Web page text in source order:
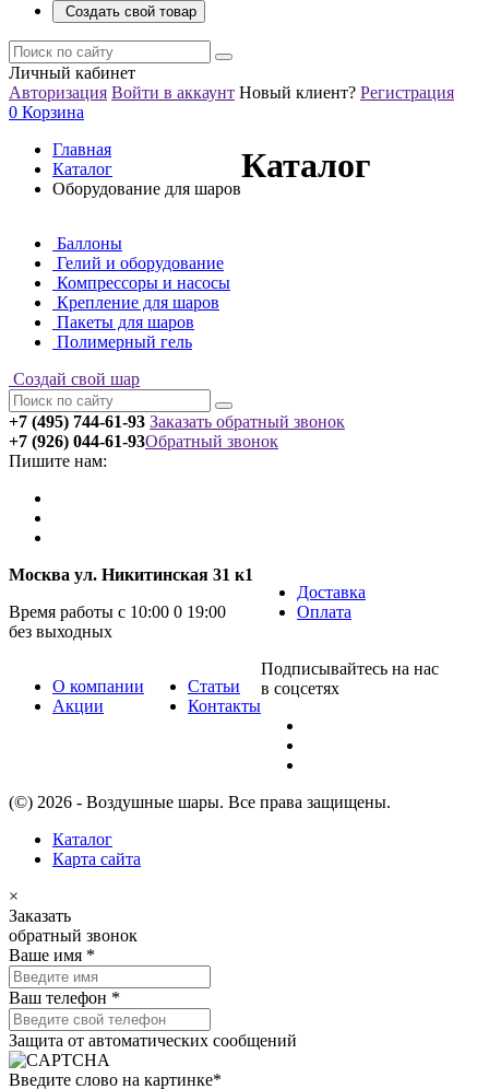
Создать свой товар
Личный кабинет
Авторизация Войти в аккаунт Новый клиент? Регистрация
0 Корзина
Главная
Каталог
Оборудование для шаров
Каталог
Баллоны
Гелий и оборудование
Компрессоры и насосы
Крепление для шаров
Пакеты для шаров
Полимерный гель
Создай свой шар
+7 (495) 744-61-93 Заказать обратный звонок
+7 (926) 044-61-93
Пишите нам:
Обратный звонок
Москва ул. Никитинская 31 к1
Время работы с 10:00 0 19:00
без выходных
Доставка
Оплата
О компании
Акции
Статьи
Контакты
Подписывайтесь на нас
в соцсетях
(©) 2026 - Воздушные шары. Все права защищены.
Каталог
Карта сайта
×
Заказать
обратный звонок
Ваше имя *
Ваш телефон *
Защита от автоматических сообщений
Введите слово на картинке*